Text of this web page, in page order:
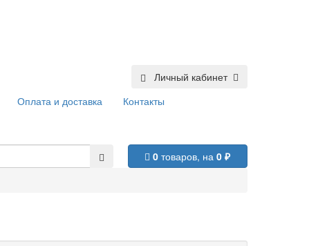
Личный кабинет
Оплата и доставка Контакты
0 товаров, на0 ₽